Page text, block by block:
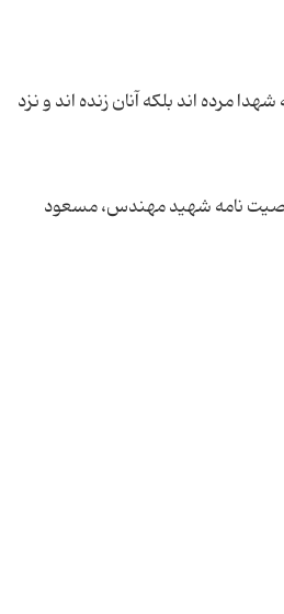
مرده اند بلکه آنان زنده اند و نزد
وصیت نامه شهید مهندس، مسعود